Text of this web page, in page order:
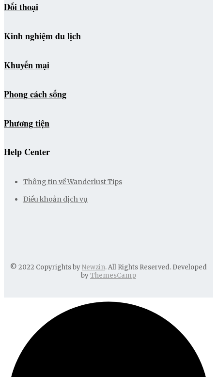
Đối thoại
Kinh nghiệm du lịch
Khuyến mại
Phong cách sống
Phương tiện
Help Center
Thông tin về Wanderlust Tips
Điều khoản dịch vụ
© 2022 Copyrights byNewzin. All Rights Reserved. Developed
byThemesCamp